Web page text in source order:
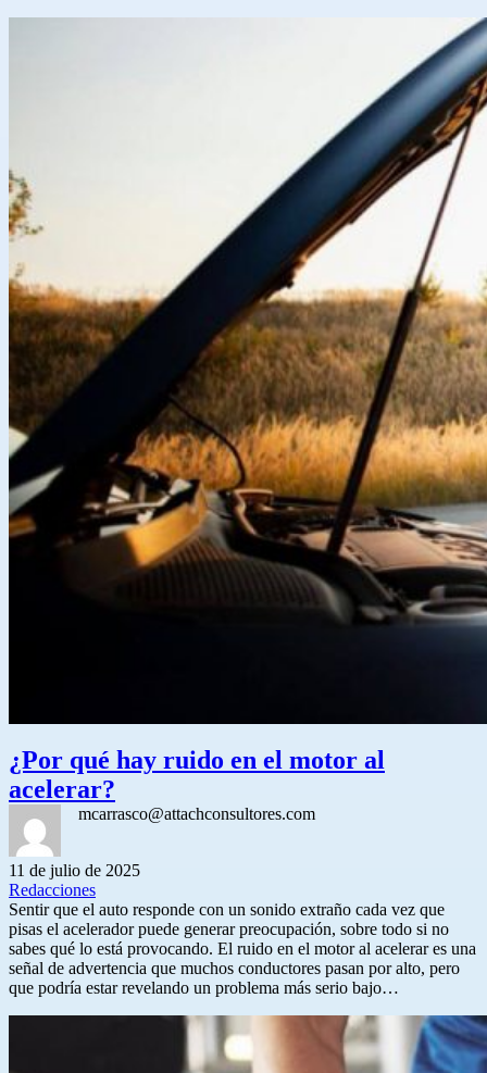
¿Por qué hay ruido en el motor al
acelerar?
mcarrasco@attachconsultores.com
11 de julio de 2025
Redacciones
Sentir que el auto responde con un sonido extraño cada vez que
pisas el acelerador puede generar preocupación, sobre todo si no
sabes qué lo está provocando. El ruido en el motor al acelerar es una
señal de advertencia que muchos conductores pasan por alto, pero
que podría estar revelando un problema más serio bajo…